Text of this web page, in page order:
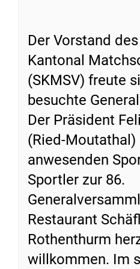
Der Vorstand
Kantonal
(SKMSV) freute
besuchte
Der Präsident
(Ried-Moutathal)
anwesenden
Sportler zur 86.
Restaurant
Rothenthurm
willkommen. Im